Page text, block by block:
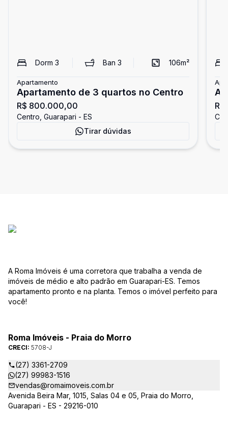
Dorm 3 Ban3 106m²
Apartamento
Apartamento de 3 quartos no Centro
R$ 800.000,00
Centro, Guarapari - ES
Tirar dúvidas
A Roma Imóveis é uma corretora que trabalha a venda de
imóveis de médio e alto padrão em Guarapari-ES. Temos
apartamento pronto e na planta. Temos o imóvel perfeito para
você!
Roma Imóveis - Praia do Morro
CRECI: 5708-J
(27) 3361-2709
(27) 99983-1516
vendas@romaimoveis.com.br
Avenida Beira Mar, 1015, Salas 04 e 05, Praia do Morro,
Guarapari - ES - 29216-010